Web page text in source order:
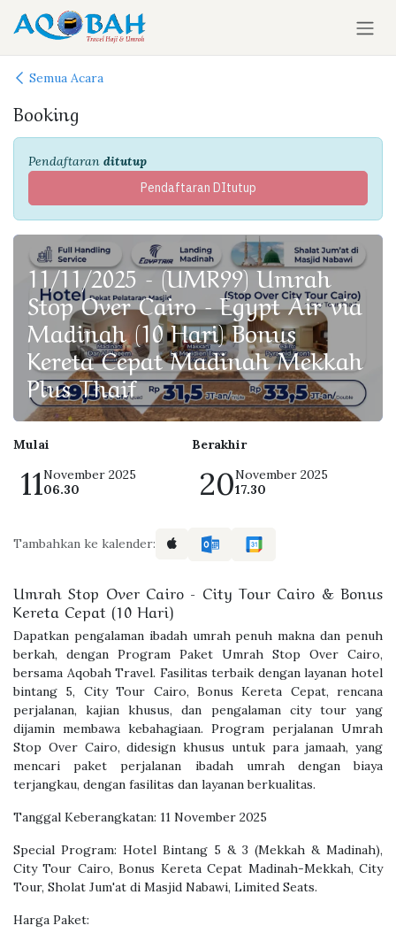
Skip ke Konten
Semua Acara
Booking
Pendaftaran ditutup
Pendaftaran DItutup
11/11/2025 - (UMR99) Umrah
Stop Over Cairo - Egypt Air via
Madinah (10 Hari) Bonus
Kereta Cepat Madinah Mekkah
Plus Thaif
Mulai
11November 2025
06.30
Berakhir
20November 2025
17.30
Tambahkan ke kalender:
Umrah Stop Over Cairo - City Tour Cairo & Bonus
Kereta Cepat (10 Hari)
Dapatkan pengalaman ibadah umrah penuh makna dan penuh
berkah, dengan Program Paket Umrah Stop Over Cairo,
bersama Aqobah Travel. Fasilitas terbaik dengan layanan hotel
bintang 5, City Tour Cairo, Bonus Kereta Cepat, rencana
perjalanan, kajian khusus, dan pengalaman city tour yang
dijamin membawa kebahagiaan. Program perjalanan Umrah
Stop Over Cairo, didesign khusus untuk para jamaah, yang
mencari paket perjalanan ibadah umrah dengan biaya
terjangkau, dengan fasilitas dan layanan berkualitas.
Tanggal Keberangkatan: 11 November 2025
Special Program: Hotel Bintang 5 & 3 (Mekkah & Madinah),
City Tour Cairo, Bonus Kereta Cepat Madinah-Mekkah, City
Tour, Sholat Jum'at di Masjid Nabawi, Limited Seats.
Harga Paket: